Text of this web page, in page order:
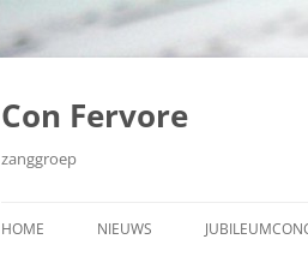
Ga
de
inhoud
Con Fervore
zanggroep
HOME NIEUWS